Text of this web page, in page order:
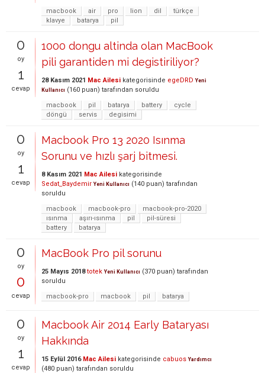
macbook
air pro lion dil
türkçe
klavye
batarya pil
0
oy
1
cevap
1000 dongu altinda olan MacBook
pili garantiden mi degistiriliyor?
28 Kasım 2021 Mac Ailesi kategorisinde egeDRD Yeni
Kullanıcı (160 puan) tarafından soruldu
macbook
pil batarya battery
cycle
döngü
servis degisimi
0
oy
1
cevap
Macbook Pro 13 2020 Isınma
Sorunu ve hızlı şarj bitmesi.
8 Kasım 2021 Mac Ailesi kategorisinde
Sedat_Baydemir Yeni Kullanıcı (140 puan) tarafından
soruldu
macbook
macbook-pro
macbook-pro-2020
ısınma
aşırı-ısınma pil
pil-süresi
battery
batarya
0
oy
0
cevap
MacBook Pro pil sorunu
25 Mayıs 2018 totek Yeni Kullanıcı (370 puan) tarafından
soruldu
macbook-pro
macbook pil batarya
0
oy
1
cevap
Macbook Air 2014 Early Bataryası
Hakkında
15 Eylül 2016 Mac Ailesi kategorisinde cabuos Yardımcı
(480 puan) tarafından soruldu